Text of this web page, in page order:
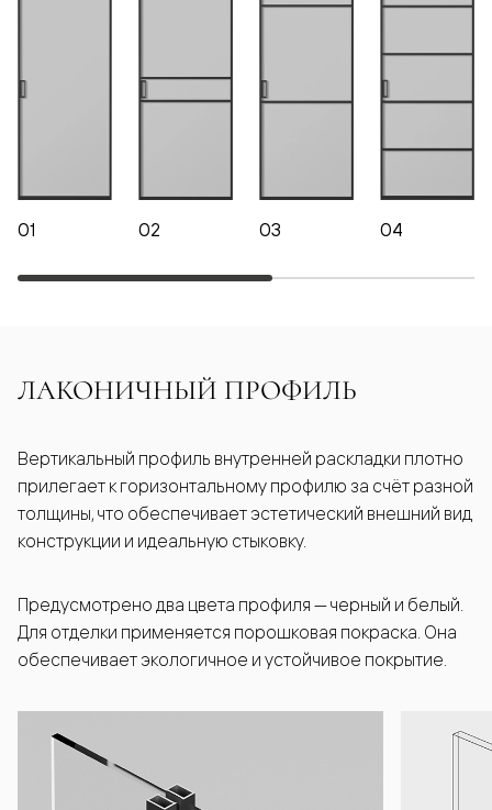
01 02 03 04
ЛАКОНИЧНЫЙ ПРОФИЛЬ
Вертикальный профиль внутренней раскладки плотно
прилегает к горизонтальному профилю за счёт разной
толщины, что обеспечивает эстетический внешний вид
конструкции и идеальную стыковку.
Предусмотрено два цвета профиля — черный и белый.
Для отделки применяется порошковая покраска. Она
обеспечивает экологичное и устойчивое покрытие.